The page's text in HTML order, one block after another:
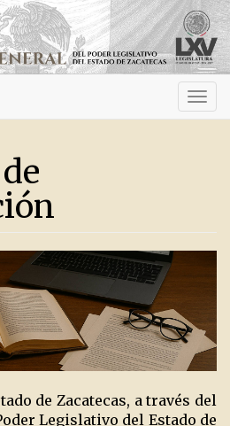
de Zacatecas, a través del
Legislativo del Estado de